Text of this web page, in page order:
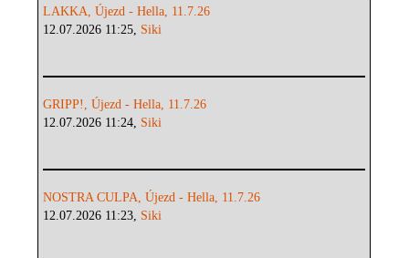
LAKKA, Újezd - Hella, 11.7.26
12.07.2026 11:25, Siki
GRIPP!, Újezd - Hella, 11.7.26
12.07.2026 11:24, Siki
NOSTRA CULPA, Újezd - Hella, 11.7.26
12.07.2026 11:23, Siki